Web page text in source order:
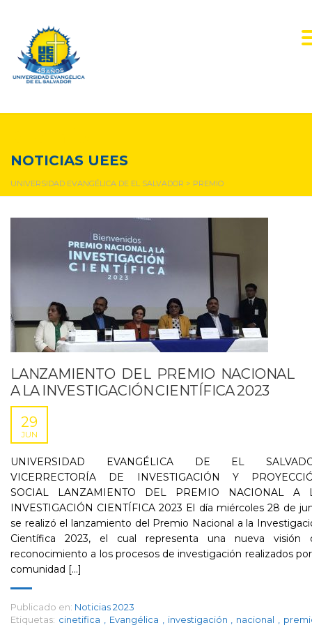
NOTICIAS UEES
UNIVERSIDAD EVANGÉLICA DE EL SALVADOR > PREMIO
LANZAMIENTO DEL PREMIO NACIONAL
A LA INVESTIGACIÓN CIENTÍFICA 2023
29
JUN
UNIVERSIDAD EVANGÉLICA DE EL
VICERRECTORÍA DE INVESTIGACIÓN Y
SOCIAL LANZAMIENTO DEL PREMIO NACIONAL A
INVESTIGACIÓN CIENTÍFICA 2023 El día miércoles 28 de
se realizó el lanzamiento del Premio Nacional a la
Científica 2023, el cual representa una nueva visión
reconocimiento a los procesos de investigación realizados
comunidad [...]
Publicado en: Noticias 2023
Etiquetas: cinetifica Evangélica investigación nacional